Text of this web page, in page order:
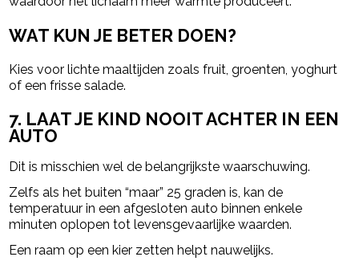
WAT KUN JE BETER DOEN?
Kies voor lichte maaltijden zoals fruit, groenten, yoghurt
of een frisse salade.
7. LAAT JE KIND NOOIT ACHTER IN EEN
AUTO
Dit is misschien wel de belangrijkste waarschuwing.
Zelfs als het buiten “maar” 25 graden is, kan de
temperatuur in een afgesloten auto binnen enkele
minuten oplopen tot levensgevaarlijke waarden.
Een raam op een kier zetten helpt nauwelijks.